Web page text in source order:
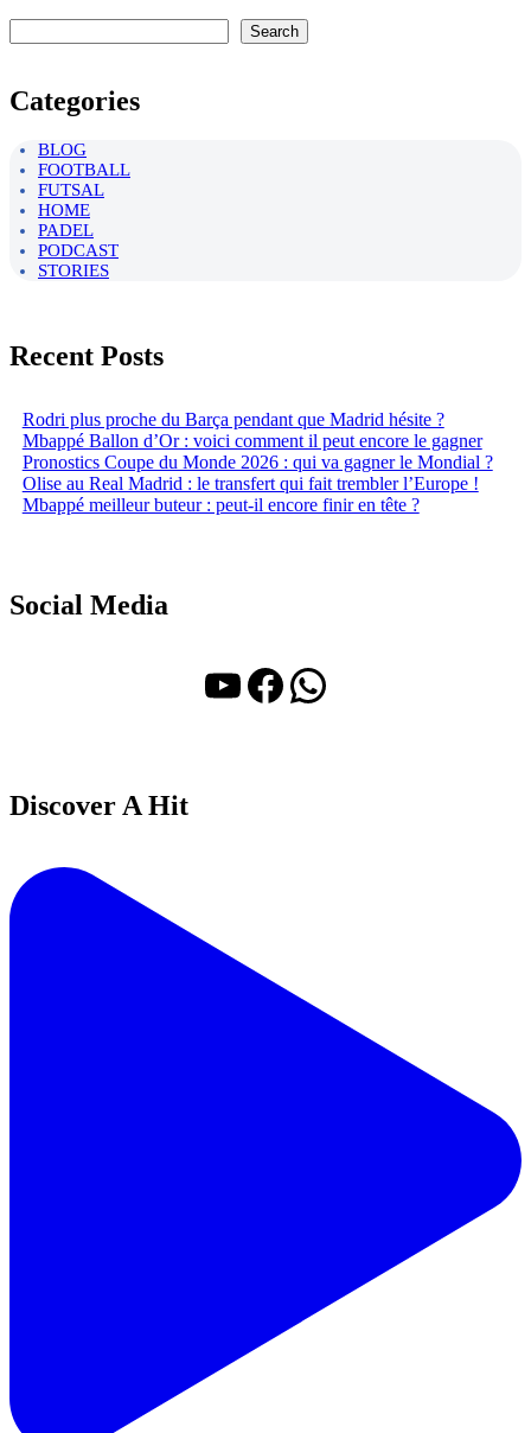
Search
Categories
BLOG
FOOTBALL
FUTSAL
HOME
PADEL
PODCAST
STORIES
Recent Posts
Rodri plus proche du Barça pendant que Madrid hésite ?
Mbappé Ballon d’Or : voici comment il peut encore le gagner
Pronostics Coupe du Monde 2026 : qui va gagner le Mondial ?
Olise au Real Madrid : le transfert qui fait trembler l’Europe !
Mbappé meilleur buteur : peut-il encore finir en tête ?
Social Media
YouTube
Facebook
WhatsApp
Discover A Hit